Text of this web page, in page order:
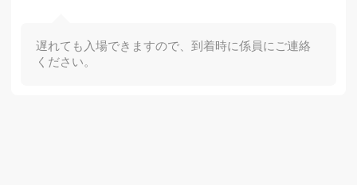
遅れても入場できますので、到着時に係員にご連絡
ください。